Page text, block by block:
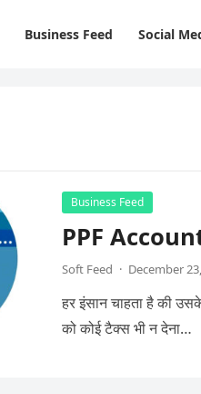
Business Feed Social
Business Feed
PPF Account
Soft Feed · December
हर इंसान चाहता है की
को कोई टैक्स भी न देना…